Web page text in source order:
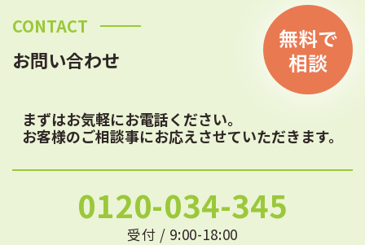
CONTACT
お問い合わせ
まずはお気軽にお電話ください。
お客様のご相談事にお応えさせていただきます。
0120-034-345
受付 / 9:00-18:00